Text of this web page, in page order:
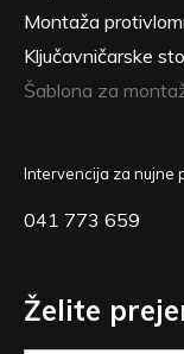
Montaža
Ključavničarske
Šablona za
Intervencija za nujne
041 773 659
Želite